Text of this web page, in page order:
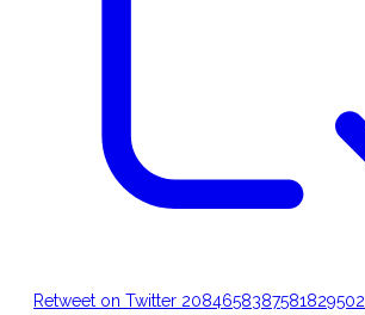
Retweet on Twitter 2084658387581829502